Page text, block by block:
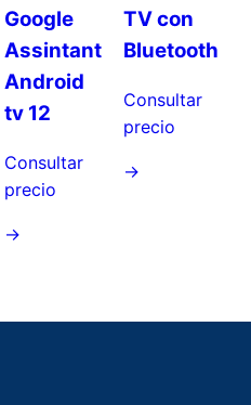
Google
Assintant
Android
tv 12
Consultar
precio
→
TV con
Bluetooth
Consultar
precio
→